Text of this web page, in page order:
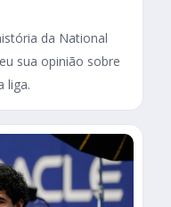
da National
sua opinião sobre
liga.